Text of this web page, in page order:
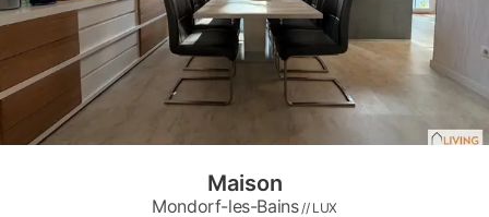
Maison
Mondorf-les-Bains// LUX